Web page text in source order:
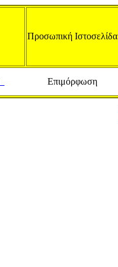
Προσωπική Ιστοσελίδα
Επιμόρφωση